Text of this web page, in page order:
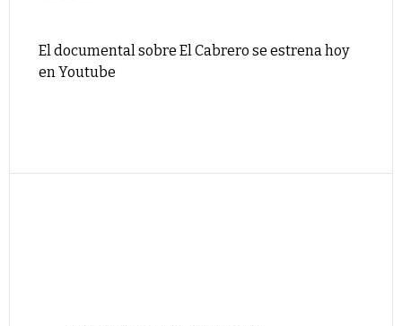
El documental sobre El Cabrero se estrena hoy
en Youtube